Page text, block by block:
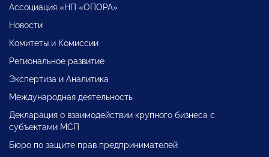
Ассоциация «НП «ОПОРА»
Новости
Комитеты и Комиссии
Региональное развитие
Экспертиза и Аналитика
Международная деятельность
Декларация о взаимодействии крупного бизнеса с
субъектами МСП
Бюро по защите прав предпринимателей